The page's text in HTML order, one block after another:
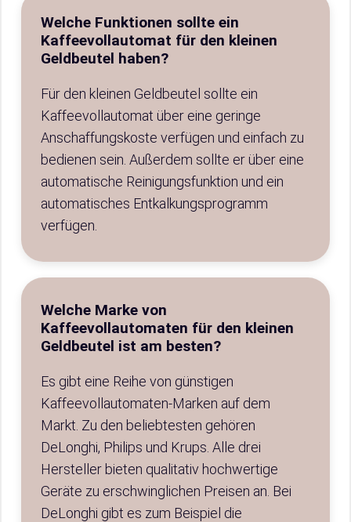
Welche Funktionen sollte ein
Kaffeevollautomat für den kleinen
Geldbeutel haben?
Für den kleinen Geldbeutel sollte ein
Kaffeevollautomat über eine geringe
Anschaffungskoste verfügen und einfach zu
bedienen sein. Außerdem sollte er über eine
automatische Reinigungsfunktion und ein
automatisches Entkalkungsprogramm
verfügen.
Welche Marke von
Kaffeevollautomaten für den kleinen
Geldbeutel ist am besten?
Es gibt eine Reihe von günstigen
Kaffeevollautomaten-Marken auf dem
Markt. Zu den beliebtesten gehören
DeLonghi, Philips und Krups. Alle drei
Hersteller bieten qualitativ hochwertige
Geräte zu erschwinglichen Preisen an. Bei
DeLonghi gibt es zum Beispiel die